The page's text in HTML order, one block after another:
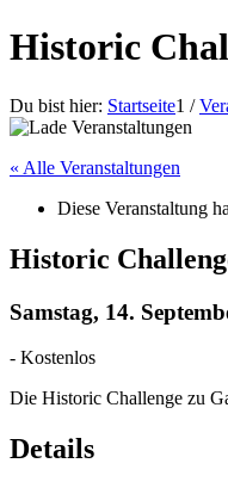
Historic
Du bist hier: Startseite1 /
« Alle Veranstaltungen
Diese Veranstaltung
Historic
Samstag, 14.
- Kostenlos
Die Historic Challenge zu
Details